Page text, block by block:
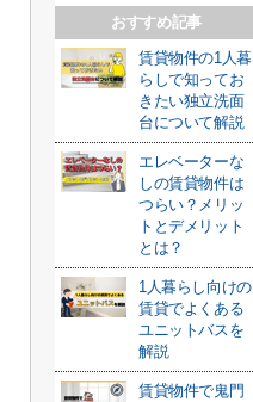
おすすめ記事
賃貸物件の1人暮
らしで知ってお
きたい独立洗面
台について解説
エレベーターな
しの賃貸物件は
つらい？メリッ
トとデメリット
とは？
1人暮らし向けの
賃貸でよくある
ユニットバスを
解説
賃貸物件で鬼門